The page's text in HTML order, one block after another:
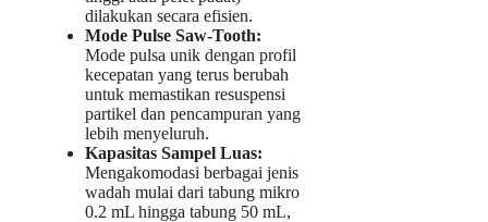
dilakukan secara efisien.
Mode Pulse Saw-Tooth:
Mode pulsa unik dengan profil
kecepatan yang terus berubah
untuk memastikan resuspensi
partikel dan pencampuran yang
lebih menyeluruh.
Kapasitas Sampel Luas:
Mengakomodasi berbagai jenis
wadah mulai dari tabung mikro
0.2 mL hingga tabung 50 mL,